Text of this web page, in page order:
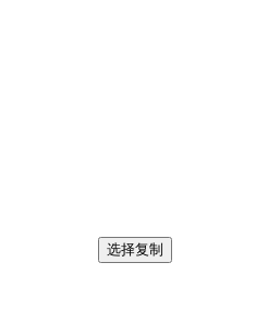
选择复制